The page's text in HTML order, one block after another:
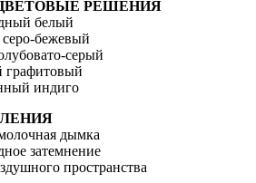
РЕШЕНИЯ
белый
бежевый
серый
графитовый
индиго
дымка
затемнение
пространства